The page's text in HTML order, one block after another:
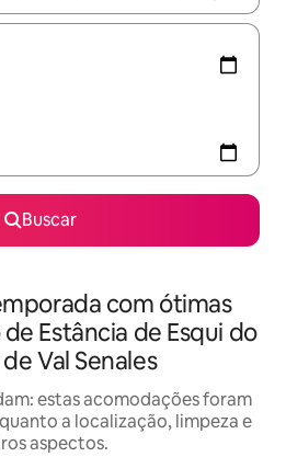
Buscar
com ótimas
Estância de Esqui do
Val Senales
estas acomodações foram
a localização, limpeza e
aspectos.